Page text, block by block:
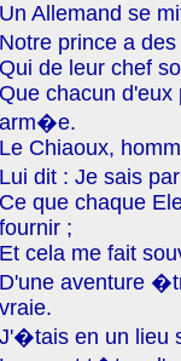
Un Allemand se
Notre prince a
Qui de leur chef
Que chacun d'eux
arm�e.
Le Chiaoux,
Lui dit : Je sais
Ce que chaque
fournir ;
Et cela me fait
D'une aventure
vraie.
J'�tais en un lieu